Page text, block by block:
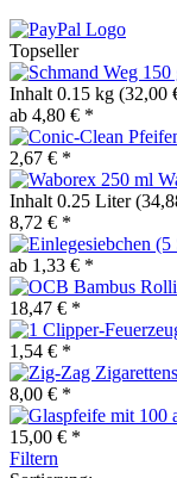
Topseller
Inhalt 0.15 kg (32,00
ab 4,80 € *
2,67 € *
Inhalt 0.25 Liter
8,72 € *
ab 1,33 € *
18,47 € *
1,54 € *
8,00 € *
15,00 € *
Filtern